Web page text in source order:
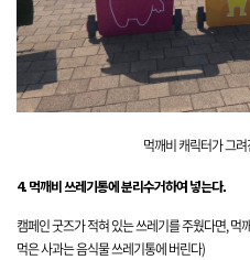
먹깨비 캐릭터가 그
4. 먹깨비 쓰레기통에 분리수거하여 넣는다.
캠페인 굿즈가 적혀 있는 쓰레기를 주웠다면, 먹
먹은 사과는 음식물 쓰레기통에 버린다)